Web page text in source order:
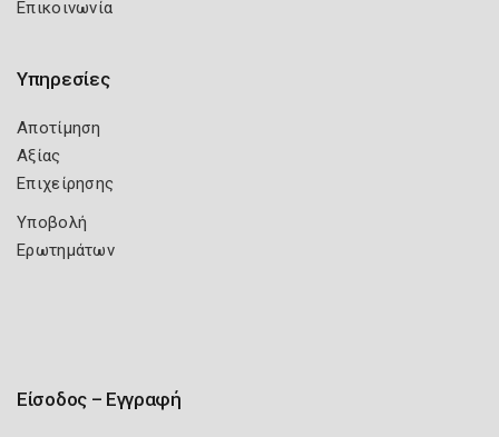
Επικοινωνία
Υπηρεσίες
Αποτίμηση
Αξίας
Επιχείρησης
Υποβολή
Ερωτημάτων
Είσοδος – Εγγραφή